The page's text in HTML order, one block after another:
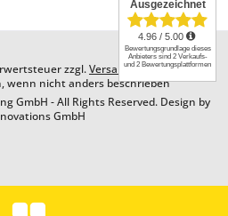
zzgl.Versandkostenund ggf.
wenn nicht anders beschrieben
GmbH - All Rights Reserved. Design by
GmbH